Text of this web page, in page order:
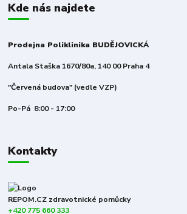
Kde nás najdete
Prodejna Poliklinika BUDĚJOVICKÁ
Antala Staška 1670/80a, 140 00 Praha 4
"Červená budova" (vedle VZP)
Po-Pá 8:00 - 17:00
Kontakty
REPOM.CZ zdravotnické pomůcky
+420 775 660 333